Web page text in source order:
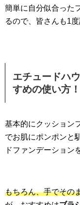
簡単に自分似合った
るので、皆さんも1
エチュードハ
すめの使い方！
基本的にクッション
でお肌にポンポンと
ドファンデーション
もちろん、手でその